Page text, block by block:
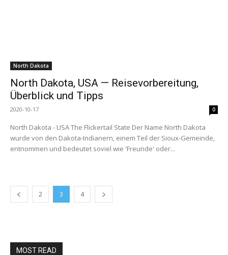
North Dakota
North Dakota, USA — Reisevorbereitung,
Überblick und Tipps
2020-10-17 0
North Dakota - USA The Flickertail State Der Name North Dakota
wurde von den Dakota-Indianern, einem Teil der Sioux-Gemeinde,
entnommen und bedeutet soviel wie 'Freunde' oder...
2 3 4
MOST READ